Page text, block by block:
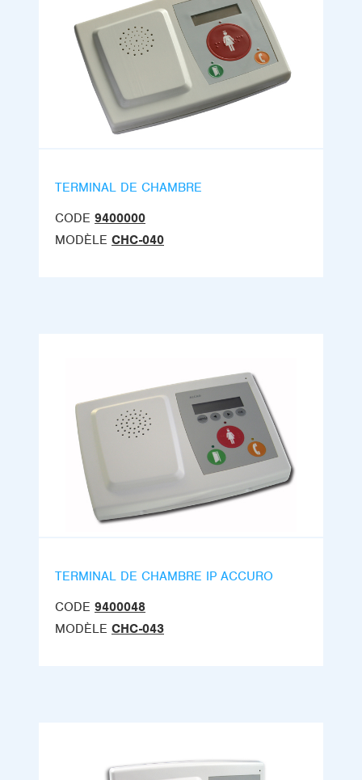
TERMINAL DE CHAMBRE
CODE 9400000
MODÈLE CHC-040
TERMINAL DE CHAMBRE IP ACCURO
CODE 9400048
MODÈLE CHC-043